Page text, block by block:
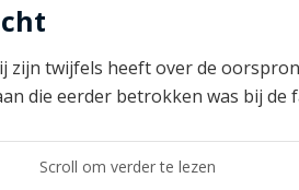
zijn twijfels heeft over de
die eerder betrokken was bij de
Scroll om verder te lezen